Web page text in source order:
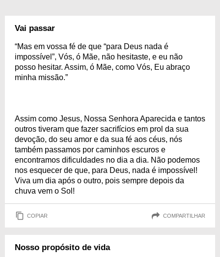
Vai passar
“Mas em vossa fé de que “para Deus nada é
impossível”, Vós, ó Mãe, não hesitaste, e eu não
posso hesitar. Assim, ó Mãe, como Vós, Eu abraço
minha missão.”
Assim como Jesus, Nossa Senhora Aparecida e tantos
outros tiveram que fazer sacrifícios em prol da sua
devoção, do seu amor e da sua fé aos céus, nós
também passamos por caminhos escuros e
encontramos dificuldades no dia a dia. Não podemos
nos esquecer de que, para Deus, nada é impossível!
Viva um dia após o outro, pois sempre depois da
chuva vem o Sol!
COPIAR COMPARTILHAR
Nosso propósito de vida